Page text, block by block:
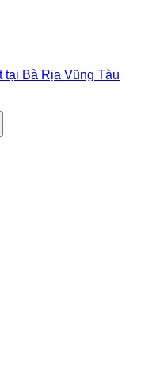
tại Bà Rịa Vũng Tàu